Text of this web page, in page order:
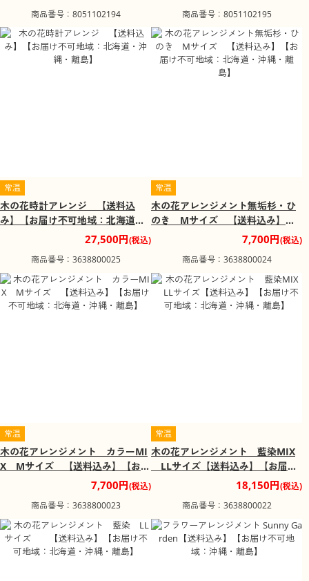
み】【二重包装不可】【お届け不
可地域：離島】
商品番号：8051102194
可】【お届け不可地域：離島】
商品番号：8051102195
常温
木の花時計アレンジ 【送料込
み】【お届け不可地域：北海道・
27,500円(税込)
商品番号：3638800025
常温
木の花アレンジメント無垢杉・ひ
のき Mサイズ 【送料込み】
【お届け不可地域：北海道・沖
7,700円(税込)
商品番号：3638800024
常温
木の花アレンジメント カラーMI
X Mサイズ 【送料込み】【お届
け不可地域：北海道・沖縄・離
7,700円(税込)
商品番号：3638800023
常温
木の花アレンジメント 藍染MIX
LLサイズ【送料込み】【お届け
不可地域：北海道・沖縄・離島】
18,150円(税込)
商品番号：3638800022